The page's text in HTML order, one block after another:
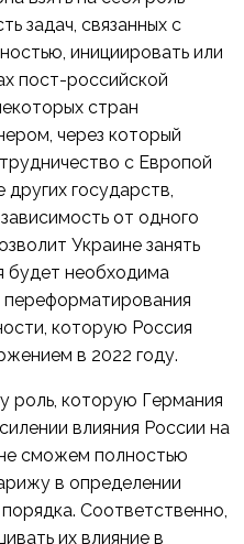
задач, связанных с
инициировать или
пост-российской
стран
через который
с Европой
других государств,
от одного
Украине занять
будет необходима
которую Россия
в 2022 году.
роль, которую Германия
влияния России на
сможем полностью
в определении
Соответственно,
их влияние в